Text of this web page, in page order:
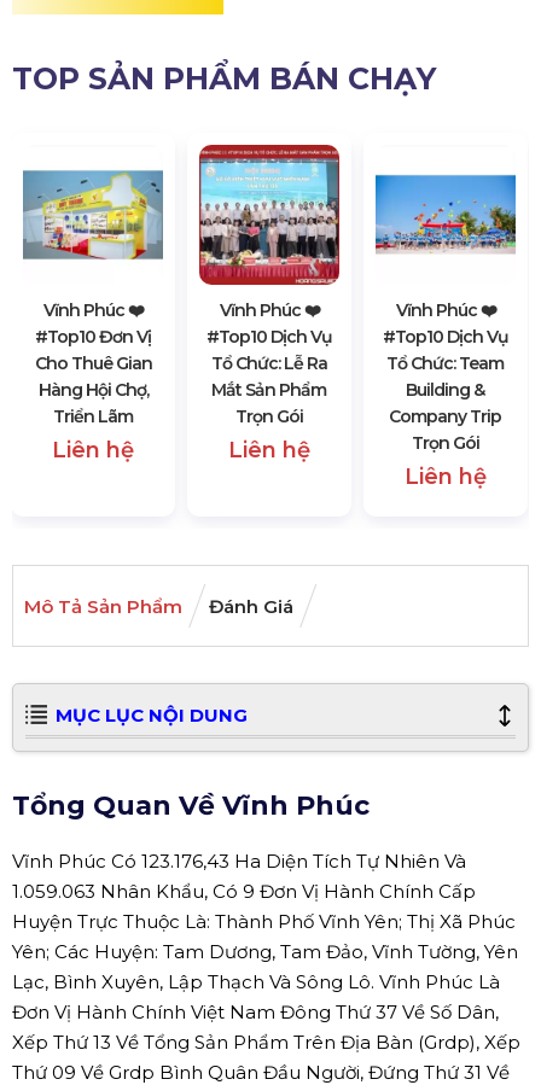
TOP SẢN PHẨM BÁN CHẠY
Vĩnh Phúc ❤️️
#top10 Đơn Vị
Cho Thuê Gian
Hàng Hội Chợ,
Triển Lãm
Liên hệ
Vĩnh Phúc ❤️️
#top10 Dịch Vụ
Tổ Chức: Lễ Ra
Mắt Sản Phẩm
Trọn Gói
Liên hệ
Vĩnh Phúc ❤️️
#top10 Dịch Vụ
Tổ Chức: Team
Building &
Company Trip
Trọn Gói
Liên hệ
Mô Tả Sản Phẩm Đánh Giá
MỤC LỤC NỘI DUNG
Tổng Quan Về Vĩnh Phúc
Vĩnh Phúc Có 123.176,43 Ha Diện Tích Tự Nhiên Và
1.059.063 Nhân Khẩu, Có 9 Đơn Vị Hành Chính Cấp
Huyện Trực Thuộc Là: Thành Phố Vĩnh Yên; Thị Xã Phúc
Yên; Các Huyện: Tam Dương, Tam Đảo, Vĩnh Tường, Yên
Lạc, Bình Xuyên, Lập Thạch Và Sông Lô. Vĩnh Phúc Là
Đơn Vị Hành Chính Việt Nam Đông Thứ 37 Về Số Dân,
Xếp Thứ 13 Về Tổng Sản Phẩm Trên Địa Bàn (Grdp), Xếp
Thứ 09 Về Grdp Bình Quân Đầu Người, Đứng Thứ 31 Về